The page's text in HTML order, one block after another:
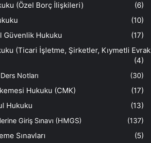
(Özel Borç İlişkileri)
(6)
(10)
Güvenlik Hukuku
(17)
(Ticari İşletme, Şirketler, Kıymetli
(4)
Notları (30)
Hukuku (CMK)
(17)
Hukuku
(13)
Giriş Sınavı (HMGS) (137)
Sınavları
(5)